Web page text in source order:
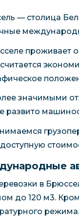
— столица
проживает
значимыми
развито
доступную
в
до 120 м3.